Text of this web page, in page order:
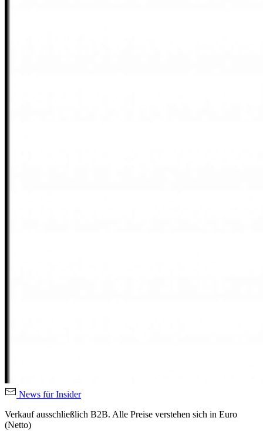
News für Insider
Verkauf ausschließlich B2B. Alle Preise verstehen sich in Euro
(Netto)